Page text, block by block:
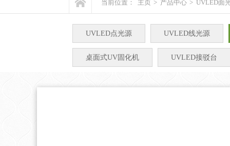
当前位置： 主页 > 产品中心 > UVLED面
UVLED点光源 UVLED线光源
桌面式UV固化机 UVLED接驳台